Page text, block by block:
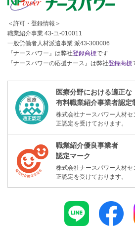
＜許可・登録情報＞
職業紹介事業 43-ユ-010011
一般労働者人材派遣事業 派43-300006
『ナースパワー』は弊社登録商標です
『ナースパワーの応援ナース』は弊社登録商標
医療分野における適正な
有料職業紹介事業者認定
株式会社ナースパワー人材
正認定を受けております。
職業紹介優良事業者
認定マーク
株式会社ナースパワー人材
正認定を受けております。